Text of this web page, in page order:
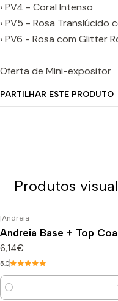
› PV4 - Coral Intenso
› PV5 - Rosa Translúcido
› PV6 - Rosa com Glitter
Oferta de Mini-expositor
PARTILHAR ESTE PRODUTO
Produtos
|Andreia
Andreia Base + Top
6,14€
5.0
Quantidade